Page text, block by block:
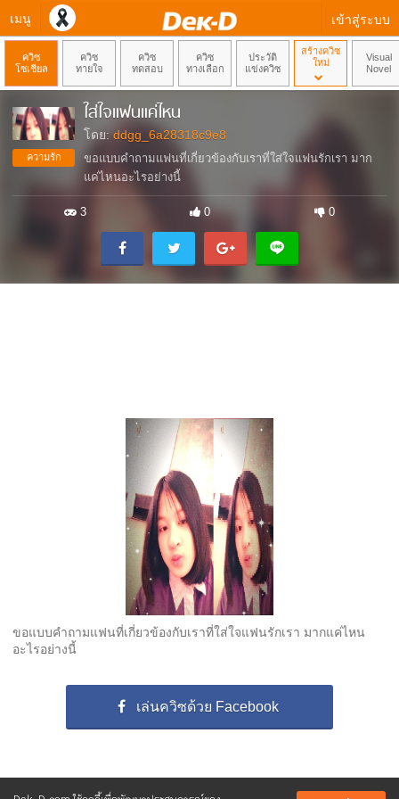
เมนู เข้าสู่ระบบ
ควิซ
โซเชียล
ควิซ
ทายใจ
ควิซ
ทดสอบ
ควิซ
ทางเลือก
ประวัติ
แข่งควิซ
สร้างควิซ
ใหม่
Visual
Novel
ความรัก
ใส่ใจแฟนแค่ไหน
โดย: ddgg_6a28318c9e8
ขอแบบคำถามแฟนที่เกี่ยวข้องกับเราที่ใส่ใจแฟนรักเรา มาก
แค่ไหนอะไรอย่างนี้
3 0 0
ขอแบบคำถามแฟนที่เกี่ยวข้องกับเราที่ใส่ใจแฟนรักเรา มากแค่ไหน
อะไรอย่างนี้
เล่นควิซด้วย Facebook